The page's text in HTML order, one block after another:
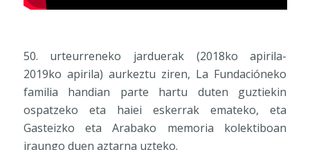
50. urteurreneko jarduerak (2018ko apirila-
2019ko apirila) aurkeztu ziren, La Fundacióneko
familia handian parte hartu duten guztiekin
ospatzeko eta haiei eskerrak emateko, eta
Gasteizko eta Arabako memoria kolektiboan
iraungo duen aztarna uzteko.